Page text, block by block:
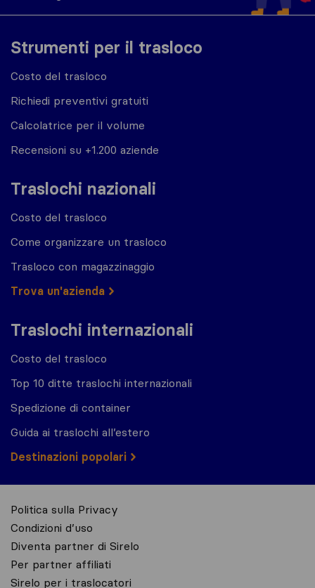
Strumenti per il trasloco
Costo del trasloco
Richiedi preventivi gratuiti
Calcolatrice per il volume
Recensioni su +1.200 aziende
Traslochi nazionali
Costo del trasloco
Come organizzare un trasloco
Trasloco con magazzinaggio
Trova un'azienda
Traslochi internazionali
Costo del trasloco
Top 10 ditte traslochi internazionali
Spedizione di container
Guida ai traslochi all’estero
Destinazioni popolari
Politica sulla Privacy
Condizioni d’uso
Diventa partner di Sirelo
Per partner affiliati
Sirelo per i traslocatori